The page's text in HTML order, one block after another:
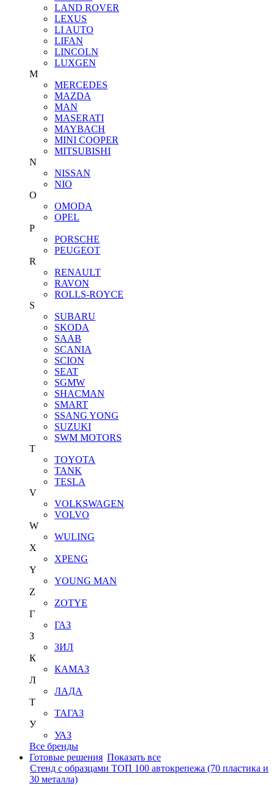
LAND ROVER
LEXUS
LI AUTO
LIFAN
LINCOLN
LUXGEN
M
MERCEDES
MAZDA
MAN
MASERATI
MAYBACH
MINI COOPER
MITSUBISHI
N
NISSAN
NIO
O
OMODA
OPEL
P
PORSCHE
PEUGEOT
R
RENAULT
RAVON
ROLLS-ROYCE
S
SUBARU
SKODA
SAAB
SCANIA
SCION
SEAT
SGMW
SHACMAN
SMART
SSANG YONG
SUZUKI
SWM MOTORS
T
TOYOTA
TANK
TESLA
V
VOLKSWAGEN
VOLVO
W
WULING
X
XPENG
Y
YOUNG MAN
Z
ZOTYE
Г
ГАЗ
З
ЗИЛ
К
КАМАЗ
Л
ЛАДА
Т
ТАГАЗ
У
УАЗ
Все бренды
Готовые решения Показать все
Стенд с образцами ТОП 100 автокрепежа (70 пластика и
30 металла)